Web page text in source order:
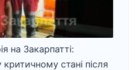
на Закарпатті:
стані після